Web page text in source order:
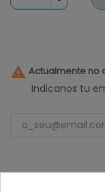
 Actualmente no
Indicanos tu